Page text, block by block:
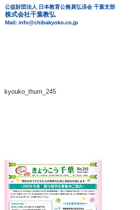
公益財団法人 日本教育公務員弘済会 千葉支部
株式会社千葉教弘
Mail: info@chibakyoko.co.jp
kyouko_thum_245